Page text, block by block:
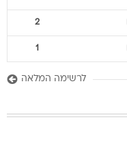
2
1
לרשימה המלאה